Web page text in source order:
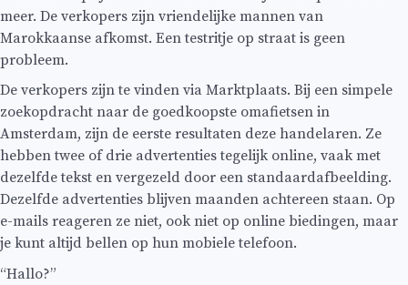
meer. De verkopers zijn vriendelijke mannen van
Marokkaanse afkomst. Een testritje op straat is geen
probleem.
De verkopers zijn te vinden via Marktplaats. Bij een simpele
zoekopdracht naar de goedkoopste omafietsen in
Amsterdam, zijn de eerste resultaten deze handelaren. Ze
hebben twee of drie advertenties tegelijk online, vaak met
dezelfde tekst en vergezeld door een standaardafbeelding.
Dezelfde advertenties blijven maanden achtereen staan. Op
e-mails reageren ze niet, ook niet op online biedingen, maar
je kunt altijd bellen op hun mobiele telefoon.
“Hallo?”